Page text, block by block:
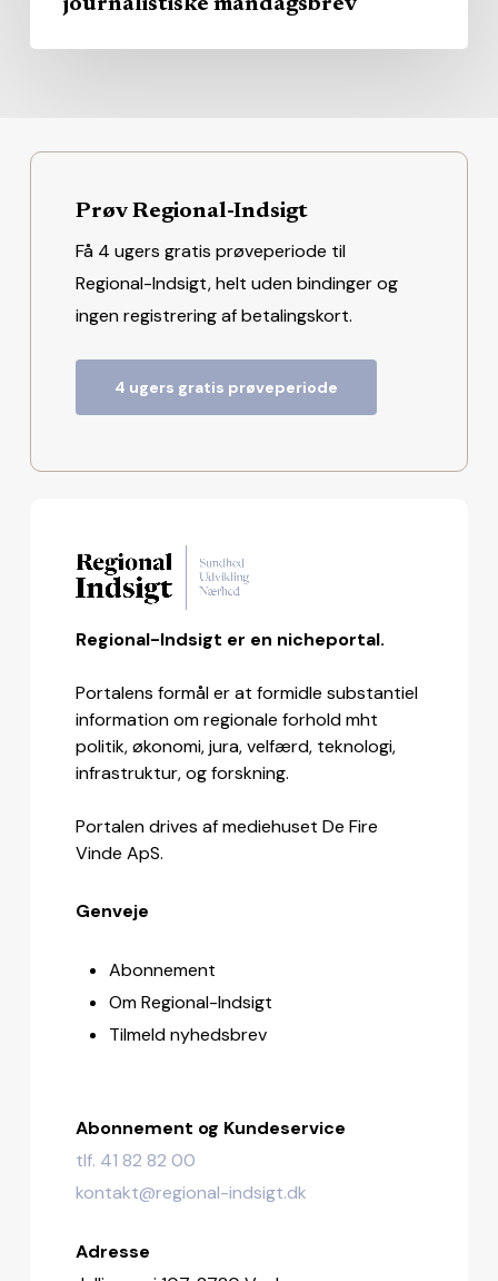
journalistiske mandagsbrev
Prøv Regional-Indsigt
Få 4 ugers gratis prøveperiode til
Regional-Indsigt, helt uden bindinger og
ingen registrering af betalingskort.
4 ugers gratis prøveperiode
Regional-Indsigt er en nicheportal.
Portalens formål er at formidle substantiel
information om regionale forhold mht
politik, økonomi, jura, velfærd, teknologi,
infrastruktur, og forskning.
Portalen drives af mediehuset De Fire
Vinde ApS.
Genveje
Abonnement
Om Regional-Indsigt
Tilmeld nyhedsbrev
Abonnement og Kundeservice
tlf. 41 82 82 00
kontakt@regional-indsigt.dk
Adresse